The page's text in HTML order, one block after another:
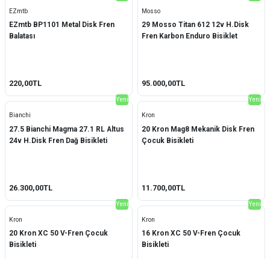
EZmtb
EZmtb BP1101 Metal Disk Fren
Balatası
220,00TL
Mosso
29 Mosso Titan 612 12v H.Disk
Fren Karbon Enduro Bisiklet
95.000,00TL
Yeni
Bianchi
27.5 Bianchi Magma 27.1 RL Altus
24v H.Disk Fren Dağ Bisikleti
26.300,00TL
Yeni
Kron
20 Kron Mag8 Mekanik Disk Fren
Çocuk Bisikleti
11.700,00TL
Yeni
Kron
20 Kron XC 50 V-Fren Çocuk
Bisikleti
Yeni
Kron
16 Kron XC 50 V-Fren Çocuk
Bisikleti